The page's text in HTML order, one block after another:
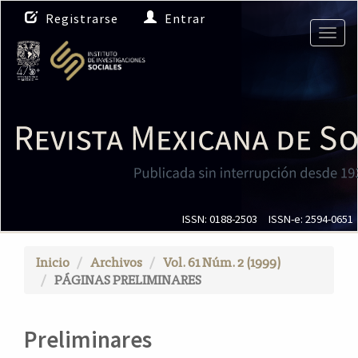
N
a
v
e
g
i
ó
n
c
C
Registrarse Entrar
ISSN: 0188-2503 ISSN-e: 2594-0651
Inicio Archivos
Vol. 61 Núm. 2 (1999)
PÁGINAS PRELIMINARES
Preliminares